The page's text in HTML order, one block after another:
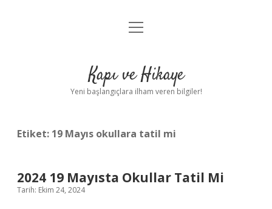
Anasayfa
Yasal Uyarı
menüyü
Kapı ve Hikaye
Yeni başlangıçlara ilham veren bilgiler!
Etiket: 19 Mayıs okullara tatil mi
2024 19 Mayısta Okullar Tatil Mi
Tarih: Ekim 24, 2024